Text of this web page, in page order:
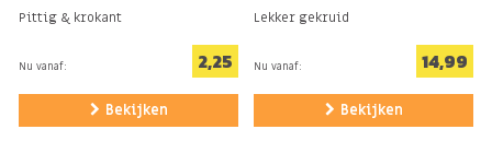
Pittig & krokant
Nu vanaf: 2,25
Bekijken
Lekker gekruid
Nu vanaf: 14,99
Bekijken